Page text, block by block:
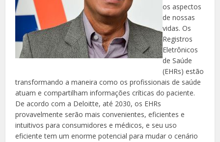
os aspectos
de nossas
vidas. Os
Registros
Eletrônicos
de Saúde
(EHRs) estão
transformando a maneira como os profissionais de saúde
atuam e compartilham informações críticas do paciente.
De acordo com a Deloitte, até 2030, os EHRs
provavelmente serão mais convenientes, eficientes e
intuitivos para consumidores e médicos, e seu uso
eficiente tem um enorme potencial para mudar o cenário